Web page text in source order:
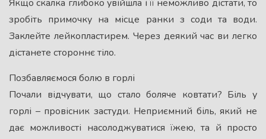
Якщо скалка глибоко увійшла і її неможливо дістати, то
зробіть примочку на місце ранки з соди та води.
Заклейте лейкопластирем. Через деякий час ви легко
дістанете стороннє тіло.
Позбавляємося болю в горлі
Почали відчувати, що стало боляче ковтати? Біль у
горлі – провісник застуди. Неприємний біль, який не
дає можливості насолоджуватися їжею, та й просто